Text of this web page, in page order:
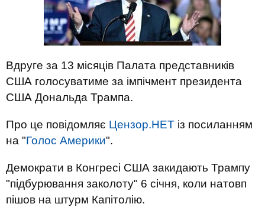
Вдруге за 13 місяців Палата представників
США голосуватиме за імпічмент президента
США Дональда Трампа.
Про це повідомляє Цензор.НЕТ із посиланням
на "Голос Америки".
Демократи в Конгресі США закидають Трампу
"підбурювання заколоту" 6 січня, коли натовп
пішов на штурм Капітолію.